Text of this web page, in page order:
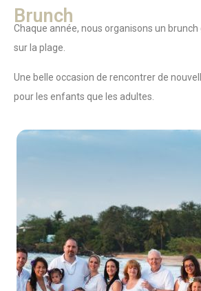
Brunch
Chaque année, nous organisons un
sur la plage.
Une belle occasion de rencontrer de
pour les enfants que les adultes.